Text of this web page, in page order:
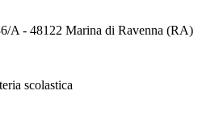
A - 48122 Marina di Ravenna (RA)
scolastica